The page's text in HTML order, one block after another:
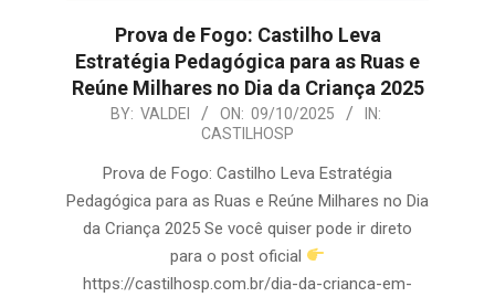
Prova de Fogo: Castilho Leva
Estratégia Pedagógica para as Ruas e
Reúne Milhares no Dia da Criança 2025
BY: VALDEI ON: 09/10/2025
IN:
CASTILHOSP
Prova de Fogo: Castilho Leva Estratégia
Pedagógica para as Ruas e Reúne Milhares no Dia
da Criança 2025 Se você quiser pode ir direto
para o post oficial
https://castilhosp.com.br/dia-da-crianca-em-